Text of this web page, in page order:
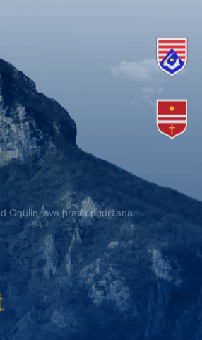
Ogulin, sva prava pridržana.